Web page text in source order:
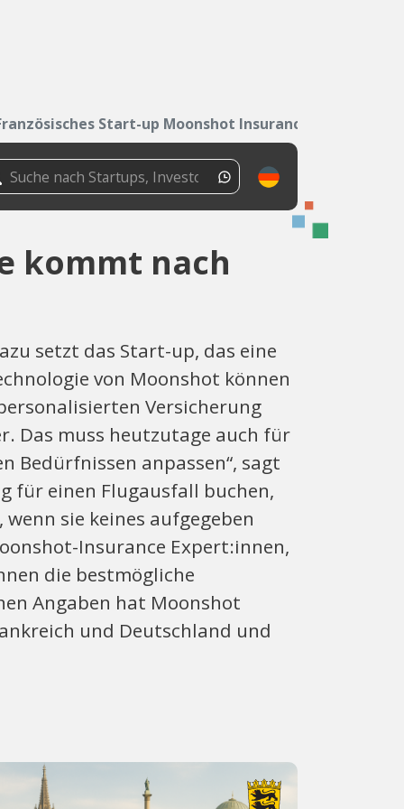
Start-up Moonshot Insurance kommt...
kommt nach
setzt das Start-up, das eine
von Moonshot können
Versicherung
Das muss heutzutage auch für
Bedürfnissen anpassen“, sagt
für einen Flugausfall buchen,
sie keines aufgegeben
Insurance Expert:innen,
die bestmögliche
Angaben hat Moonshot
und Deutschland und